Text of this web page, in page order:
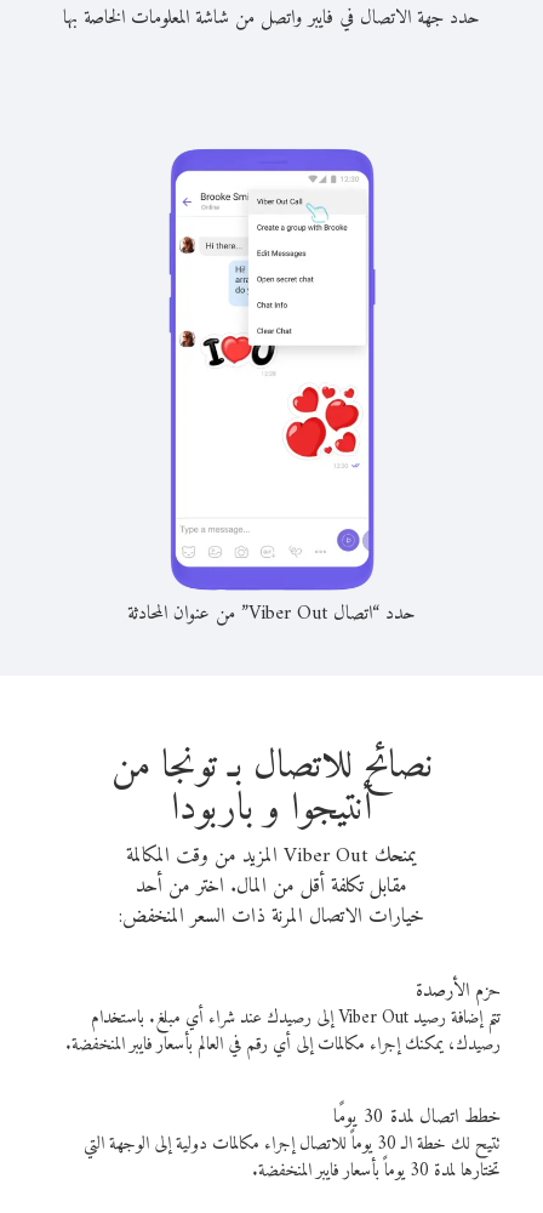
حدد جهة الاتصال في فايبر واتصل من شاشة المعلومات الخاصة بها
حدد “اتصال Viber Out” من عنوان المحادثة
نصائح للاتصال بـ تونجا من
أنتيجوا و باربودا
يمنحك Viber Out المزيد من وقت المكالمة
مقابل تكلفة أقل من المال. اختر من أحد
خيارات الاتصال المرنة ذات السعر المنخفض:
حزم الأرصدة
تتم إضافة رصيد Viber Out إلى رصيدك عند شراء أي مبلغ. باستخدام
رصيدك، يمكنك إجراء مكالمات إلى أي رقم في العالم بأسعار فايبر المنخفضة.
خطط اتصال لمدة 30 يومًا
تتيح لك خطة الـ 30 يوماً للاتصال إجراء مكالمات دولية إلى الوجهة التي
تختارها لمدة 30 يوماً بأسعار فايبر المنخفضة.